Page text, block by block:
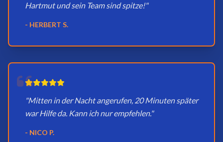
Hartmut und sein Team sind spitze!"
- HERBERT S.
"Mitten in der Nacht angerufen, 20 Minuten später
war Hilfe da. Kann ich nur empfehlen."
- NICO P.